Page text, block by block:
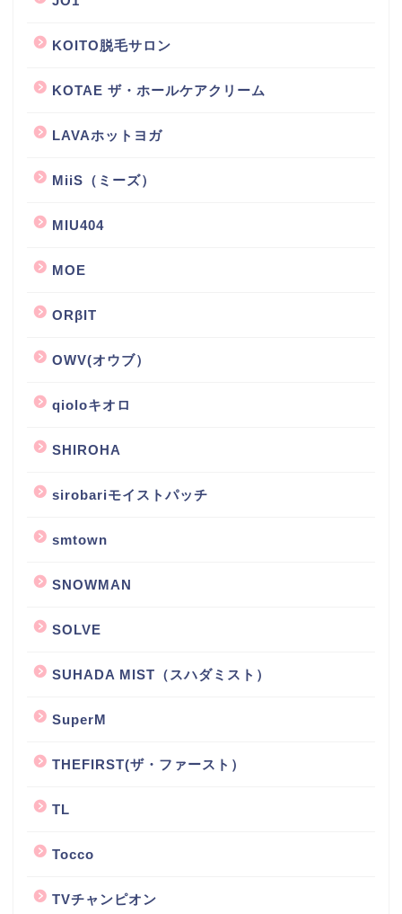
KOITO脱毛サロン
KOTAE ザ・ホールケアクリーム
LAVAホットヨガ
MiiS（ミーズ）
MIU404
MOE
ORβIT
OWV(オウブ）
qioloキオロ
SHIROHA
sirobariモイストパッチ
smtown
SNOWMAN
SOLVE
SUHADA MIST（スハダミスト）
SuperM
THEFIRST(ザ・ファースト）
TL
Tocco
TVチャンピオン